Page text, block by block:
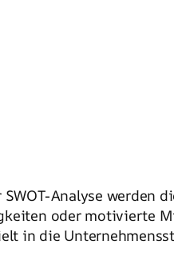
Analyse werden
oder motivierte
in die